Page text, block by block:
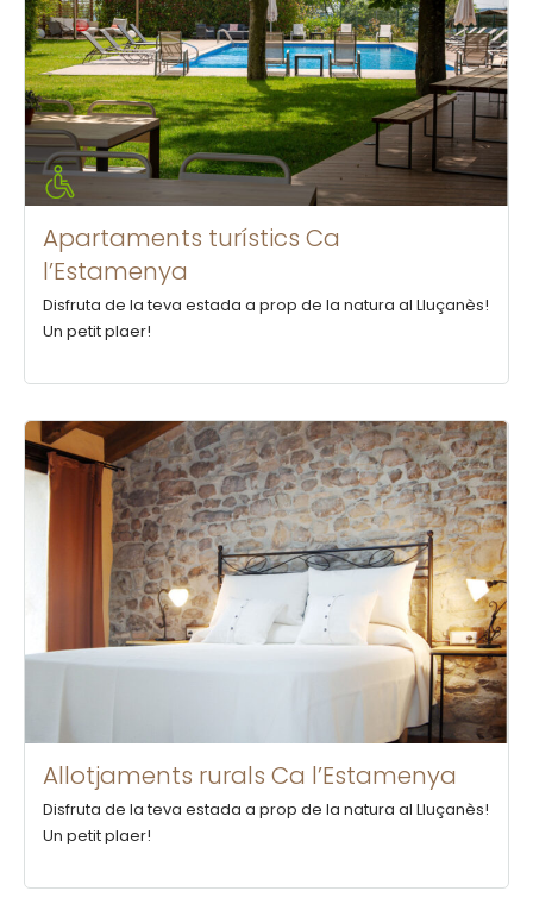
Apartaments turístics Ca
l’Estamenya
Disfruta de la teva estada a prop de la natura al Lluçanès!
Un petit plaer!
Allotjaments rurals Ca l’Estamenya
Disfruta de la teva estada a prop de la natura al Lluçanès!
Un petit plaer!